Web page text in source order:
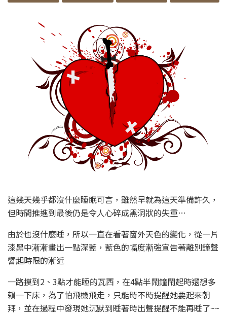
這幾天幾乎都沒什麼睡眠可言，雖然早就為這天準備許久，
但時間推進到最後仍是令人心碎成黑洞狀的失重…
由於也沒什麼睡，所以一直在看著窗外天色的變化，從一片
漆黑中漸漸畫出一點深藍，藍色的幅度漸強宣告著離別鐘聲
響起時限的漸近
一路摸到2、3點才能睡的瓦西，在4點半鬧鐘鬧起時還想多
賴一下床，為了怕飛機飛走，只能時不時提醒她要起來朝
拜，並在過程中發現她沉默到睡著時出聲提醒不能再睡了~~